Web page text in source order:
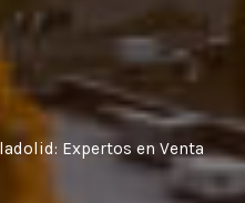
Expertos en Venta